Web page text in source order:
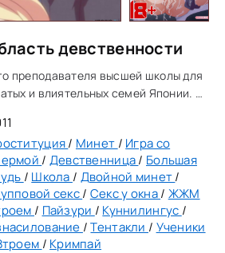
девственности
преподавателя высшей школы для
и влиятельных семей Японии. У
/ Минет / Игра со
/ Девственница/ Большая
/ Школа / Двойной минет/
секс/ Секс у окна/ ЖЖМ
/ Пайзури / Куннилингус /
/Тентакли / Ученики
/ Кримпай